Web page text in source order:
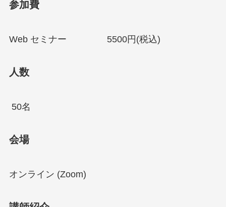
参加費
Web セミナー 5500円(税込)
人数
50名
会場
オンライン (Zoom)